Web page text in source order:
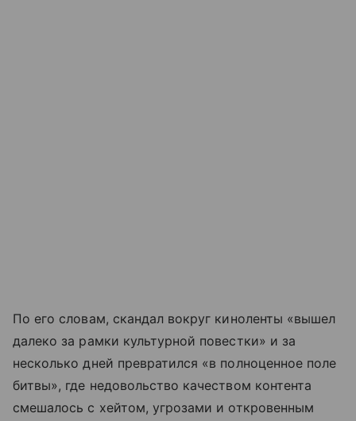
По его словам, скандал вокруг киноленты «вышел
далеко за рамки культурной повестки» и за
несколько дней превратился «в полноценное поле
битвы», где недовольство качеством контента
смешалось с хейтом, угрозами и откровенным